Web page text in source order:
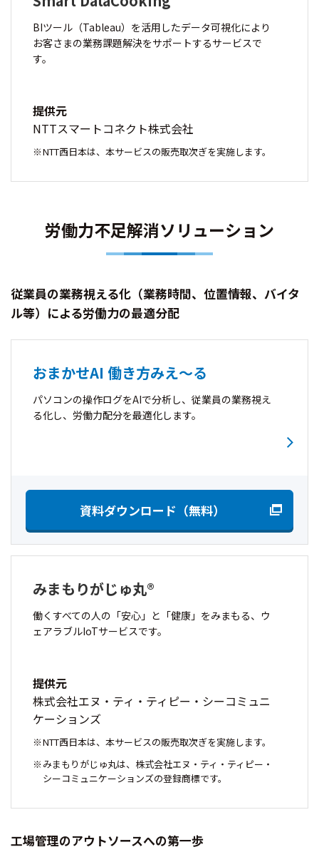
BIツール（Tableau）を活用したデータ可視化により
お客さまの業務課題解決をサポートするサービスで
す。
提供元
NTTスマートコネクト株式会社
NTT西日本は、本サービスの販売取次ぎを実施します。
労働力不足解消ソリューション
従業員の業務視える化（業務時間、位置情報、バイタ
ル等）による労働力の最適分配
おまかせAI 働き方みえ〜る
パソコンの操作ログをAIで分析し、従業員の業務視え
る化し、労働力配分を最適化します。
資料ダウンロード（無料）
みまもりがじゅ丸®
働くすべての人の「安心」と「健康」をみまもる、ウ
ェアラブルIoTサービスです。
提供元
株式会社エヌ・ティ・ティピー・シーコミュニ
ケーションズ
NTT西日本は、本サービスの販売取次ぎを実施します。
みまもりがじゅ丸は、株式会社エヌ・ティ・ティピー・
シーコミュニケーションズの登録商標です。
工場管理のアウトソースへの第一歩